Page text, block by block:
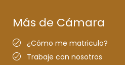
Más de Cámara
¿Cómo me matriculo?
Trabaje con nosotros